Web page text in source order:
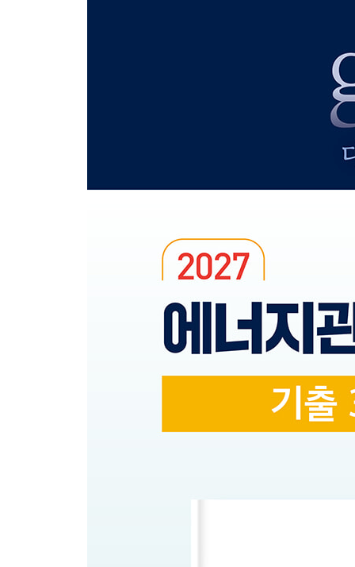
PART 04 열역학 및 연소관리
CHAPTER 03 내연기관 사이클
CHAPTER 04 증기 및 냉동 사이클
CHAPTER 06 연소장치와 가스 폭발
APPENDIX 01 과년도 기출문제
2016년 1회/2회/4회 기출문제
2019년 1회/2회/4회 기출문제